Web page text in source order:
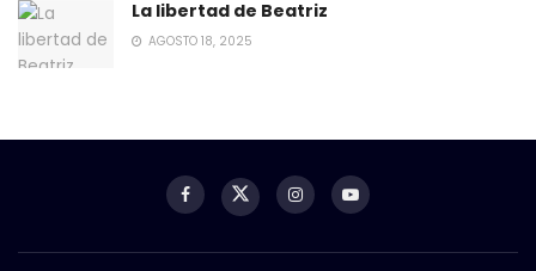
La libertad de Beatriz
AGOSTO 18, 2025